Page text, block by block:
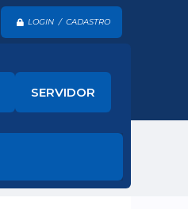
LOGIN / CADASTRO
SERVIDOR